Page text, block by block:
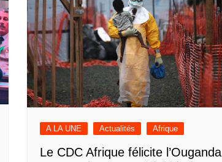
A LA UNE Actualités Afrique
Le CDC Afrique félicite l’Ouganda